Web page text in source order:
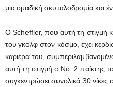
μια ομαδική σκυταλοδρομία και
Ο Scheffler, που αυτή τη στιγμή
του γκολφ στον κόσμο, έχει
καριέρα του,
αυτή τη στιγμή ο Νο. 2 παίκτης
συγκεντρώσει συνολικά 30 νίκες